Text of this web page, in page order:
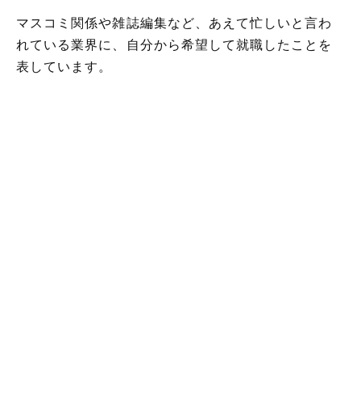
マスコミ関係や雑誌編集など、あえて忙しいと言わ
れている業界に、自分から希望して就職したことを
表しています。